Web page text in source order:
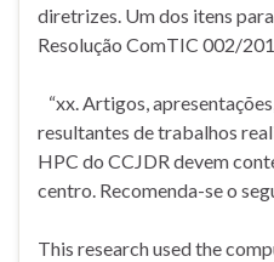
diretrizes. Um dos itens
Resolução ComTIC 002/
“xx. Artigos,
resultantes de trabalhos
HPC do CCJDR devem
centro. Recomenda-se o
This research used the